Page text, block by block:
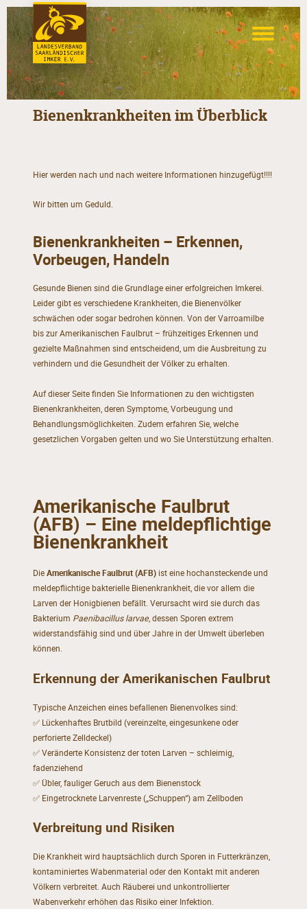
Bienenkrankheiten im Überblick
Hier werden nach und nach weitere Informationen hinzugefügt!!!!
Wir bitten um Geduld.
Bienenkrankheiten – Erkennen,
Vorbeugen, Handeln
Gesunde Bienen sind die Grundlage einer erfolgreichen Imkerei.
Leider gibt es verschiedene Krankheiten, die Bienenvölker
schwächen oder sogar bedrohen können. Von der Varroamilbe
bis zur Amerikanischen Faulbrut – frühzeitiges Erkennen und
gezielte Maßnahmen sind entscheidend, um die Ausbreitung zu
verhindern und die Gesundheit der Völker zu erhalten.
Auf dieser Seite finden Sie Informationen zu den wichtigsten
Bienenkrankheiten, deren Symptome, Vorbeugung und
Behandlungsmöglichkeiten. Zudem erfahren Sie, welche
gesetzlichen Vorgaben gelten und wo Sie Unterstützung erhalten.
Amerikanische Faulbrut
(AFB) – Eine meldepflichtige
Bienenkrankheit
DieAmerikanische Faulbrut (AFB)ist eine hochansteckende und
meldepflichtige bakterielle Bienenkrankheit, die vor allem die
Larven der Honigbienen befällt. Verursacht wird sie durch das
Bakterium Paenibacillus larvae, dessen Sporen extrem
widerstandsfähig sind und über Jahre in der Umwelt überleben
können.
Erkennung der Amerikanischen Faulbrut
Typische Anzeichen eines befallenen Bienenvolkes sind:
✅ Lückenhaftes Brutbild (vereinzelte, eingesunkene oder
perforierte Zelldeckel)
✅ Veränderte Konsistenz der toten Larven – schleimig,
fadenziehend
✅ Übler, fauliger Geruch aus dem Bienenstock
✅ Eingetrocknete Larvenreste („Schuppen“) am Zellboden
Verbreitung und Risiken
Die Krankheit wird hauptsächlich durch Sporen in Futterkränzen,
kontaminiertes Wabenmaterial oder den Kontakt mit anderen
Völkern verbreitet. Auch Räuberei und unkontrollierter
Wabenverkehr erhöhen das Risiko einer Infektion.